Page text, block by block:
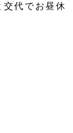
交代でお昼休